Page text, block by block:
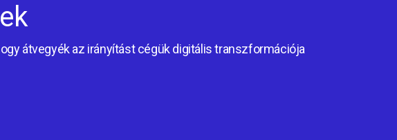
átvegyék az irányítást cégük digitális transzformációja